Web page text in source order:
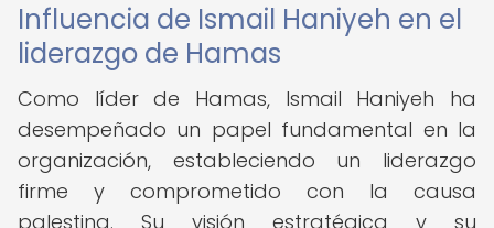
Influencia de Ismail Haniyeh en el
liderazgo de Hamas
Como líder de Hamas, Ismail Haniyeh ha
desempeñado un papel fundamental en la
organización, estableciendo un liderazgo
firme y comprometido con la causa
palestina. Su visión estratégica y su